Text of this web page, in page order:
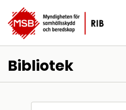
Bibliotek